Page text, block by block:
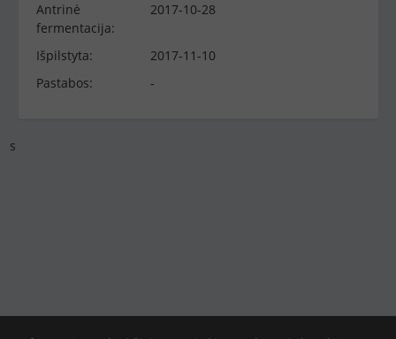
Antrinė
fermentacija:
2017-10-28
Išpilstyta:
2017-11-10
Pastabos:
-
s